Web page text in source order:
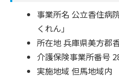
事業所名 公立香住病
くれん」
所在地 兵庫県美方郡
介護保険事業所番号
実施地域 但馬地域内